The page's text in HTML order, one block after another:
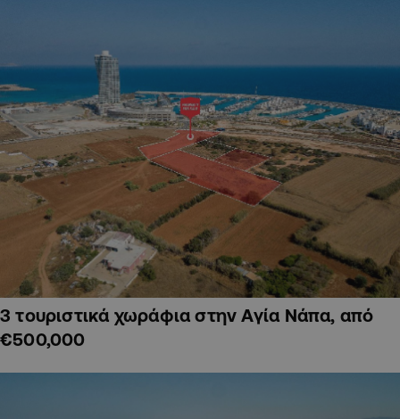
3 τουριστικά χωράφια στην Αγία Νάπα, από
€500,000